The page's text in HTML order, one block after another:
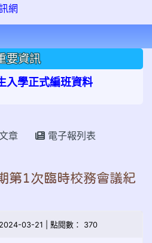
要資訊
入學正式編班資料
章 電子報列表
第1次臨時校務會議紀
03-21 | 點閱數： 370